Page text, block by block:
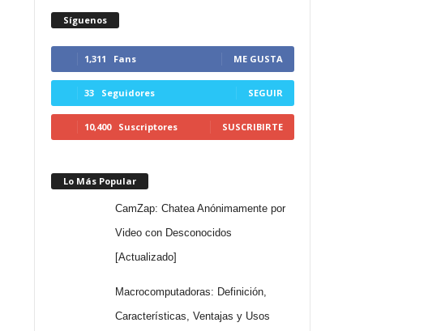
Síguenos
1,311 Fans ME GUSTA
33 Seguidores SEGUIR
10,400 Suscriptores SUSCRIBIRTE
Lo Más Popular
CamZap: Chatea Anónimamente por
Video con Desconocidos
[Actualizado]
Macrocomputadoras: Definición,
Características, Ventajas y Usos